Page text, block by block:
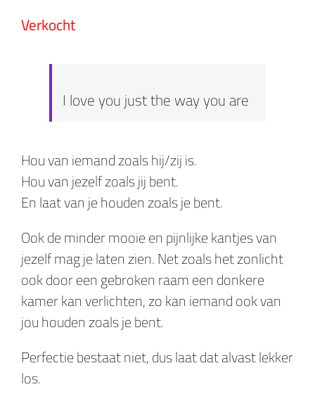
Verkocht
I love you just the way you are
Hou van iemand zoals hij/zij is.
Hou van jezelf zoals jij bent.
En laat van je houden zoals je bent.
Ook de minder mooie en pijnlijke kantjes van
jezelf mag je laten zien. Net zoals het zonlicht
ook door een gebroken raam een donkere
kamer kan verlichten, zo kan iemand ook van
jou houden zoals je bent.
Perfectie bestaat niet, dus laat dat alvast lekker
los.